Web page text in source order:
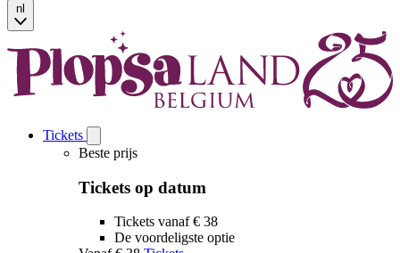
nl
Tickets
Tickets
submenu
Beste prijs
Tickets op datum
Tickets vanaf € 38
De voordeligste optie